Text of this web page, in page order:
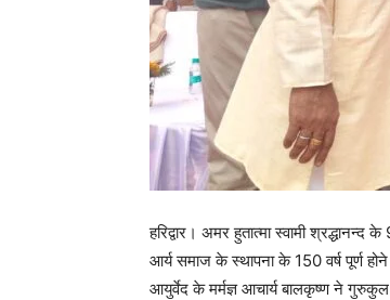
हरिद्वार। अमर हुतात्मा स्वामी श्रद्धानन्द
आर्य समाज के स्थापना के 150 वर्ष पूर्ण
आयुर्वेद के मर्मज्ञ आचार्य बालकृष्ण ने